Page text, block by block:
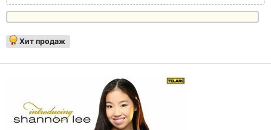
Хит продаж